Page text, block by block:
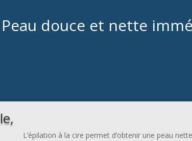
douce et nette
L’épilation à la cire permet d’obtenir une peau